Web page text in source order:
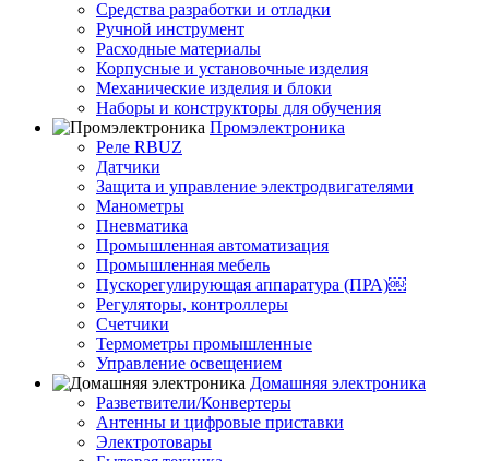
Средства разработки и отладки
Ручной инструмент
Расходные материалы
Корпусные и установочные изделия
Механические изделия и блоки
Наборы и конструкторы для обучения
Промэлектроника
Реле RBUZ
Датчики
Защита и управление электродвигателями
Манометры
Пневматика
Промышленная автоматизация
Промышленная мебель
Пускорегулирующая аппаратура (ПРА)￼
Регуляторы, контроллеры
Счетчики
Термометры промышленные
Управление освещением
Домашняя электроника
Разветвители/Конвертеры
Антенны и цифровые приставки
Электротовары